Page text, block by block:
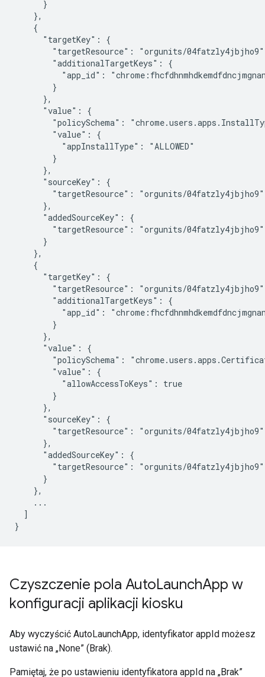
      }
    },
    {
      "targetKey": {
"targetResource": "orgunits/
        "additionalTargetKeys": {
"app_id":
        }
      },
      "value": {
"policySchema":
        "value": {
          "appInstallType": "ALLOWED"
        }
      },
      "sourceKey": {
        "targetResource": "orgunits/04fatzly4jbjho9"
      },
      "addedSourceKey": {
        "targetResource": "orgunits/04fatzly4jbjho9"
      }
    },
    {
      "targetKey": {
"targetResource": "orgunits/
        "additionalTargetKeys": {
"app_id":
        }
      },
      "value": {
"policySchema":
        "value": {
          "allowAccessToKeys": true
        }
      },
      "sourceKey": {
        "targetResource": "orgunits/04fatzly4jbjho9"
      },
      "addedSourceKey": {
        "targetResource": "orgunits/04fatzly4jbjho9"
      }
    },
    ...
  ]
Czyszczenie pola AutoLaunchApp w
konfiguracji aplikacji kiosku
Aby wyczyścić AutoLaunchApp, identyfikator appId możesz
ustawić na „None” (Brak).
Pamiętaj, że po ustawieniu identyfikatora appId na „Brak”